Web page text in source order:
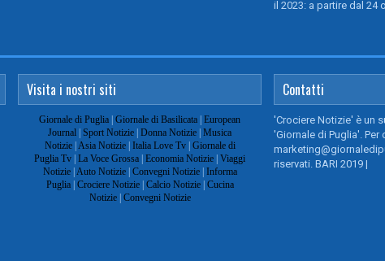
il 2023: a partire dal 24
Visita i nostri siti
Giornale di Puglia | Giornale di Basilicata | European
Journal | Sport Notizie | Donna Notizie | Musica
Notizie| Asia Notizie| Italia Love Tv| Giornale di
Puglia Tv | La Voce Grossa | Economia Notizie | Viaggi
Notizie| Auto Notizie| Convegni Notizie| Informa
Puglia| Crociere Notizie| Calcio Notizie| Cucina
Notizie| Convegni Notizie
Contatti
'Crociere Notizie' è un
'Giornale di Puglia'.
riservati. BARI 2019 |